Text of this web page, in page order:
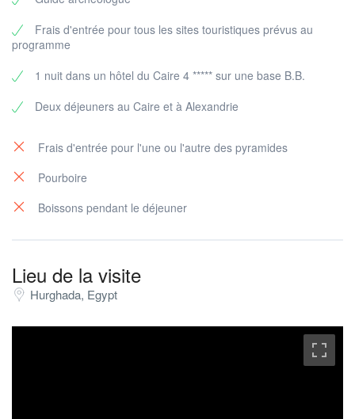
Le Grand Sphinx et le temple de la vallée
Terminez votre visite aux pyramides de Gizeh avec le
Chephren et écoutez leurs histoires avec votre guide et
le sphinx.
Frais d'entrée pour tous les sites touristiques prévus au
programme
1 nuit dans un hôtel du Caire 4 ***** sur une base B.B.
Deux déjeuners au Caire et à Alexandrie
Frais d'entrée pour l'une ou l'autre des pyramides
Pourboire
Boissons pendant le déjeuner
Lieu de la visite
Hurghada, Egypt